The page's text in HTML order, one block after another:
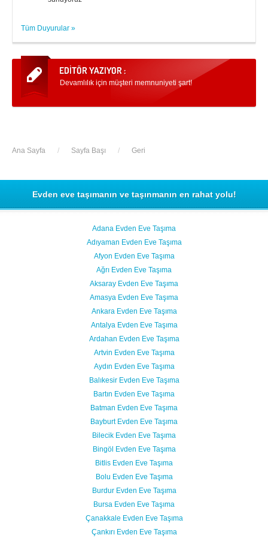
Tüm Duyurular »
Devamlılık için müşteri memnuniyeti şart!
Ana Sayfa / Sayfa Başı / Geri
Evden eve taşımanın ve taşınmanın en rahat yolu!
Adana Evden Eve Taşıma
Adıyaman Evden Eve Taşıma
Afyon Evden Eve Taşıma
Ağrı Evden Eve Taşıma
Aksaray Evden Eve Taşıma
Amasya Evden Eve Taşıma
Ankara Evden Eve Taşıma
Antalya Evden Eve Taşıma
Ardahan Evden Eve Taşıma
Artvin Evden Eve Taşıma
Aydın Evden Eve Taşıma
Balıkesir Evden Eve Taşıma
Bartın Evden Eve Taşıma
Batman Evden Eve Taşıma
Bayburt Evden Eve Taşıma
Bilecik Evden Eve Taşıma
Bingöl Evden Eve Taşıma
Bitlis Evden Eve Taşıma
Bolu Evden Eve Taşıma
Burdur Evden Eve Taşıma
Bursa Evden Eve Taşıma
Çanakkale Evden Eve Taşıma
Çankırı Evden Eve Taşıma